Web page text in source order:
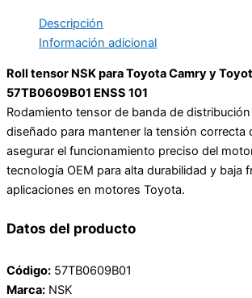
Descripción
Información adicional
Roll tensor NSK para Toyota Camry y
57TB0609B01 ENSS 101
Rodamiento tensor de banda de
diseñado para mantener la tensión correcta
asegurar el funcionamiento preciso del
tecnología OEM para alta durabilidad y baja
aplicaciones en motores Toyota.
Datos del producto
Código: 57TB0609B01
Marca: NSK